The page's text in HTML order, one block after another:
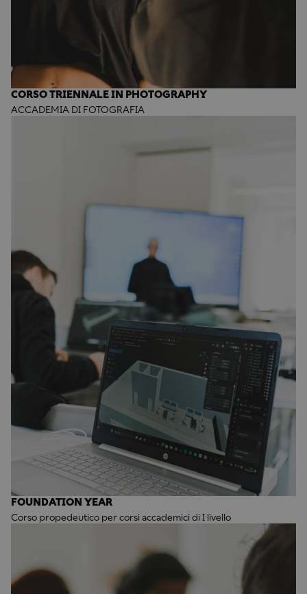
CORSO TRIENNALE IN PHOTOGRAPHY
ACCADEMIA DI FOTOGRAFIA
FOUNDATION YEAR
Corso propedeutico per corsi accademici di I livello